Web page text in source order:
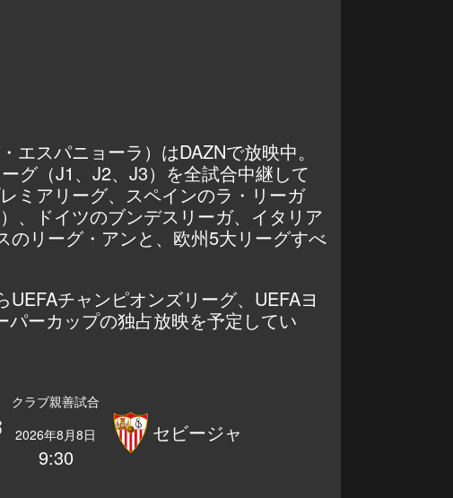
エスパニョーラ）はDAZNで放映中。
グ（J1、J2、J3）を全試合中継して
ミアリーグ、スペインのラ・リーガ
、ドイツのブンデスリーガ、イタリア
のリーグ・アンと、欧州5大リーグすべ
チャンピオンズリーグ、UEFAヨ
パーカップの独占放映を予定してい
クラブ親善試合
2026年8月8日
9:30
セビージャ